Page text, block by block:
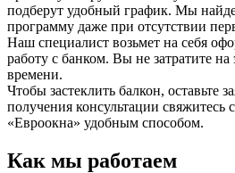
подберут удобный график. Мы
программу даже при отсутствии
Наш специалист возьмет на себя
работу с банком. Вы не затратите
времени.
Чтобы застеклить балкон, оставьте
получения консультации
«Евроокна» удобным способом.
Как мы работаем